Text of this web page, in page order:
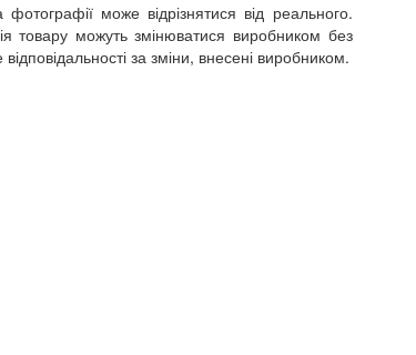
може відрізнятися від реального.
товару можуть змінюватися виробником без
за зміни, внесені виробником.